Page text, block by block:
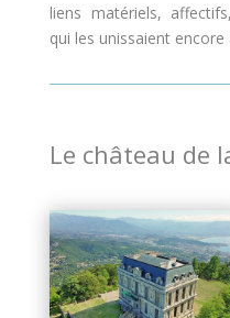
liens matériels,
qui les unissaient
Le château de